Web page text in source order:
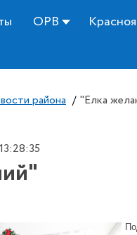
ОРВ
района / "Елка